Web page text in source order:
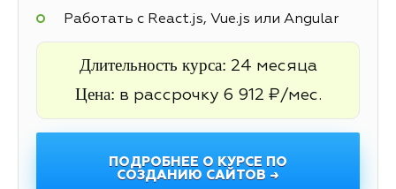
Работать с React.js, Vue.js или Angular
Длительность курса: 24 месяца
Цена: в рассрочку 6 912 ₽/мес.
ПОДРОБНЕЕ О КУРСЕ ПО
СОЗДАНИЮ САЙТОВ →